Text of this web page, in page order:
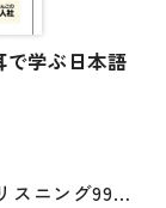
。良く聞ける
てきます。」
N5・N4レベ
学ぶ日本語
スニング99』